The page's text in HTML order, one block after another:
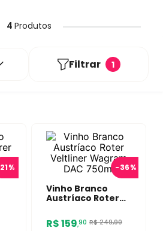
4 Produtos
Filtrar 1
21% -36%
Vinho Branco
Austríaco Roter
DAC 750ml
R$159,90 R$249,90